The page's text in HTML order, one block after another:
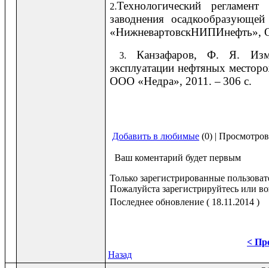
2.Технологический
заводнения
«НижневартовскНИПИнефть»,
3. Канзафаров, Ф. Я.
эксплуатации нефтяных
ООО «Недра», 2011.– 306 с.
Добавить в любимые (0) |
Ваш коментарий будет первым
Только зарегистрированные
Пожалуйста зарегистрируйтесь или
Последнее обновление ( 18.11.2014 )
<
Назад